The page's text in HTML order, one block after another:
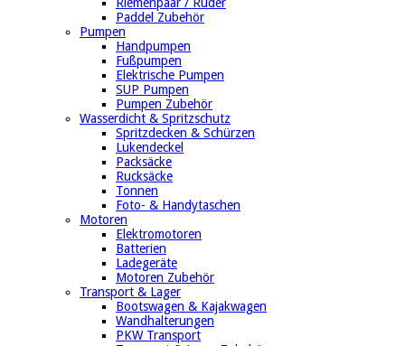
Paddel Zubehör
Pumpen
Handpumpen
Fußpumpen
Elektrische Pumpen
SUP Pumpen
Pumpen Zubehör
Wasserdicht & Spritzschutz
Spritzdecken & Schürzen
Lukendeckel
Packsäcke
Rucksäcke
Tonnen
Foto- & Handytaschen
Motoren
Elektromotoren
Batterien
Ladegeräte
Motoren Zubehör
Transport & Lager
Bootswagen & Kajakwagen
Wandhalterungen
PKW Transport